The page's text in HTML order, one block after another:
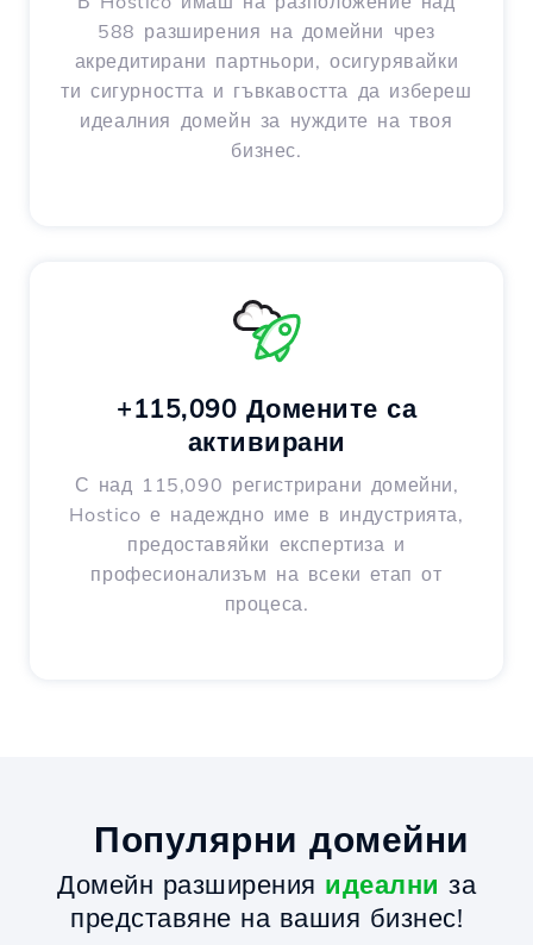
588 разширения на домейни чрез
акредитирани партньори, осигурявайки
ти сигурността и гъвкавостта да избереш
идеалния домейн за нуждите на твоя
бизнес.
+115,090 Домените са
активирани
С над 115,090 регистрирани домейни,
Hostico е надеждно име в индустрията,
предоставяйки експертиза и
професионализъм на всеки етап от
процеса.
Популярни домейни
Домейн разширения идеални за
представяне на вашия бизнес!